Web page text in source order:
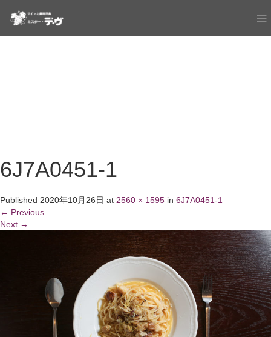
6J7A0451-1
Published 2020年10月26日 at 2560 × 1595 in 6J7A0451-1
← Previous
Next →